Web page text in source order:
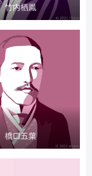
竹内栖鳳
橋口五葉